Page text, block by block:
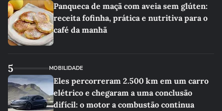
Panqueca de maçã com aveia sem glúten:
receita fofinha, prática e nutritiva para o
café da manhã
5 MOBILIDADE
Eles percorreram 2.500 km em um carro
elétrico e chegaram a uma conclusão
difícil: o motor a combustão continua